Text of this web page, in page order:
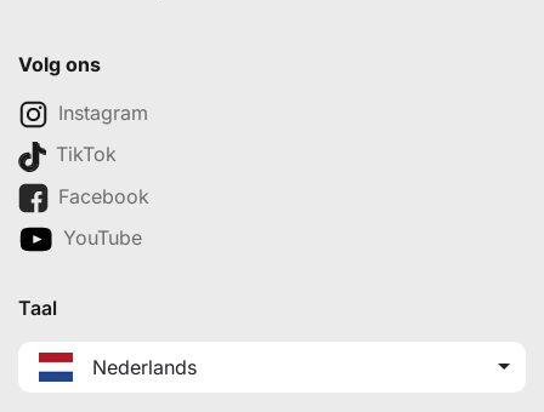
Volg ons
Instagram
TikTok
Facebook
YouTube
Taal
Nederlands